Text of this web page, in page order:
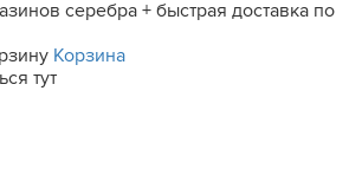
серебра + быстрая доставка по
Корзина
тут